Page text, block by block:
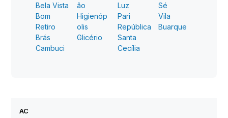
Bela Vista
Bom
Retiro
Brás
Cambuci
ão
Higienóp
olis
Glicério
Luz
Pari
República
Santa
Cecília
Sé
Vila
Buarque
AC